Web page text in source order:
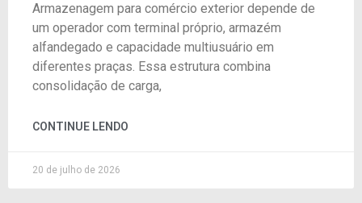
Armazenagem para comércio exterior depende de
um operador com terminal próprio, armazém
alfandegado e capacidade multiusuário em
diferentes praças. Essa estrutura combina
consolidação de carga,
CONTINUE LENDO
20 de julho de 2026